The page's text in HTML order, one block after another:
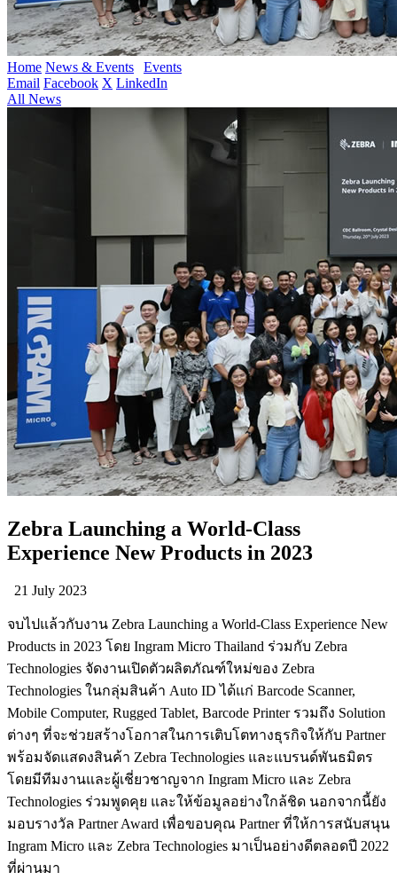
Home News & Events
Events
Email Facebook X LinkedIn
All News
Zebra Launching a World-Class
Experience New Products in 2023
21 July 2023
จบไปแล้วกับงาน Zebra Launching a World-Class Experience New
Products in 2023 โดย Ingram Micro Thailand ร่วมกับ Zebra
Technologies จัดงานเปิดตัวผลิตภัณฑ์ใหม่ของ Zebra
Technologies ในกลุ่มสินค้า Auto ID ได้แก่ Barcode Scanner,
Mobile Computer, Rugged Tablet, Barcode Printer รวมถึง Solution
ต่างๆ ที่จะช่วยสร้างโอกาสในการเติบโตทางธุรกิจให้กับ Partner
พร้อมจัดแสดงสินค้า Zebra Technologies และแบรนด์พันธมิตร
โดยมีทีมงานและผู้เชี่ยวชาญจาก Ingram Micro และ Zebra
Technologies ร่วมพูดคุย และให้ข้อมูลอย่างใกล้ชิด นอกจากนี้ยัง
มอบรางวัล Partner Award เพื่อขอบคุณ Partner ที่ให้การสนับสนุน
Ingram Micro และ Zebra Technologies มาเป็นอย่างดีตลอดปี 2022
ที่ผ่านมา